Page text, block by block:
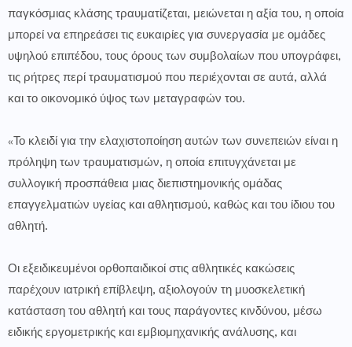
παγκόσμιας κλάσης τραυματίζεται, μειώνεται η αξία του, η οποία
μπορεί να επηρεάσει τις ευκαιρίες για συνεργασία με ομάδες
υψηλού επιπέδου, τους όρους των συμβολαίων που υπογράφει,
τις ρήτρες περί τραυματισμού που περιέχονται σε αυτά, αλλά
και το οικονομικό ύψος των μεταγραφών του.
«Το κλειδί για την ελαχιστοποίηση αυτών των συνεπειών είναι η
πρόληψη των τραυματισμών, η οποία επιτυγχάνεται με
συλλογική προσπάθεια μιας διεπιστημονικής ομάδας
επαγγελματιών υγείας και αθλητισμού, καθώς και του ίδιου του
αθλητή.
Οι εξειδικευμένοι ορθοπαιδικοί στις αθλητικές κακώσεις
παρέχουν ιατρική επίβλεψη, αξιολογούν τη μυοσκελετική
κατάσταση του αθλητή και τους παράγοντες κινδύνου, μέσω
ειδικής εργομετρικής και εμβιομηχανικής ανάλυσης, και